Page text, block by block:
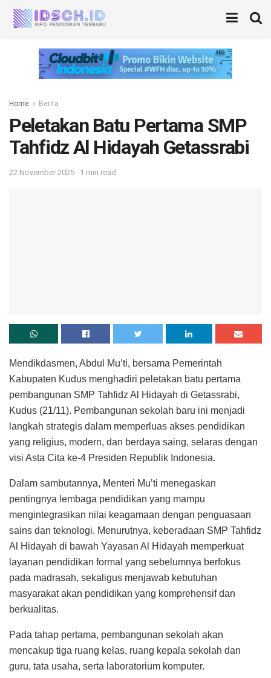
Home Berita
Peletakan Batu Pertama SMP
Tahfidz Al Hidayah Getassrabi
22 November 2025 1 min read
Mendikdasmen, Abdul Mu’ti, bersama Pemerintah
Kabupaten Kudus menghadiri peletakan batu pertama
pembangunan SMP Tahfidz Al Hidayah di Getassrabi,
Kudus (21/11). Pembangunan sekolah baru ini menjadi
langkah strategis dalam memperluas akses pendidikan
yang religius, modern, dan berdaya saing, selaras dengan
visi Asta Cita ke-4 Presiden Republik Indonesia.
Dalam sambutannya, Menteri Mu’ti menegaskan
pentingnya lembaga pendidikan yang mampu
mengintegrasikan nilai keagamaan dengan penguasaan
sains dan teknologi. Menurutnya, keberadaan SMP Tahfidz
Al Hidayah di bawah Yayasan Al Hidayah memperkuat
layanan pendidikan formal yang sebelumnya berfokus
pada madrasah, sekaligus menjawab kebutuhan
masyarakat akan pendidikan yang komprehensif dan
berkualitas.
Pada tahap pertama, pembangunan sekolah akan
mencakup tiga ruang kelas, ruang kepala sekolah dan
guru, tata usaha, serta laboratorium komputer.